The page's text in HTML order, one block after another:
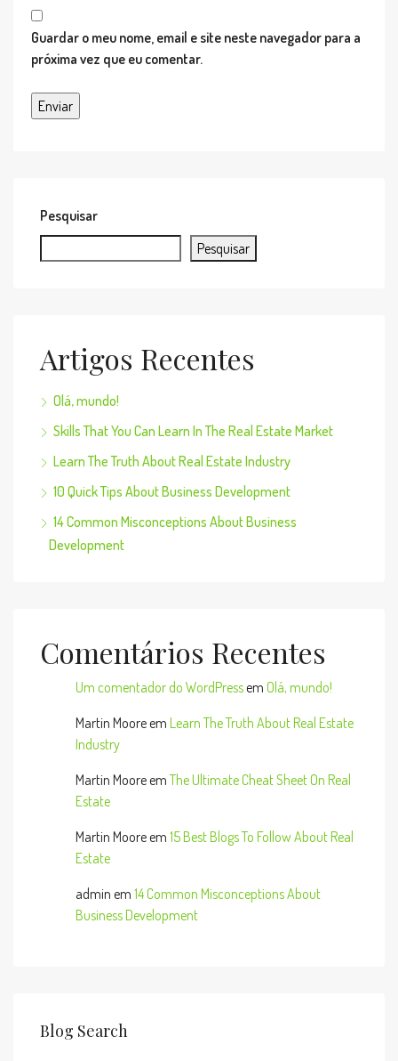
Guardar o meu nome, email e site neste navegador para a
próxima vez que eu comentar.
Pesquisar
Pesquisar
Artigos Recentes
Olá, mundo!
Skills That You Can Learn In The Real Estate Market
Learn The Truth About Real Estate Industry
10 Quick Tips About Business Development
14 Common Misconceptions About Business
Development
Comentários Recentes
Um comentador do WordPressem Olá, mundo!
Martin Mooreem Learn The Truth About Real Estate
Industry
Martin MooreemThe Ultimate Cheat Sheet On Real
Estate
Martin Mooreem 15 Best Blogs To Follow About Real
Estate
admin em 14 Common Misconceptions About
Business Development
Blog Search